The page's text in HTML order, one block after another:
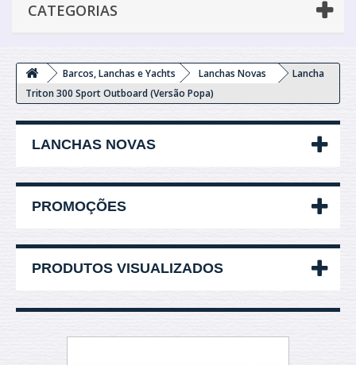
CATEGORIAS
Barcos, Lanchas e Yachts Lanchas Novas
Lancha
Triton 300 Sport Outboard (Versão Popa)
LANCHAS NOVAS
PROMOÇÕES
PRODUTOS VISUALIZADOS